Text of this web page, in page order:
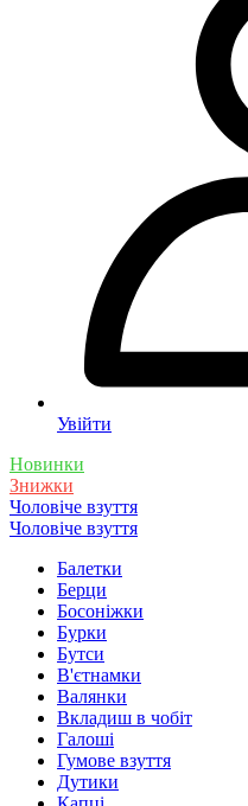
Увійти
Новинки
Знижки
Чоловіче взуття
Чоловіче взуття
Балетки
Берци
Босоніжки
Бурки
Бутси
В'єтнамки
Валянки
Вкладиш в чобіт
Галоші
Гумове взуття
Дутики